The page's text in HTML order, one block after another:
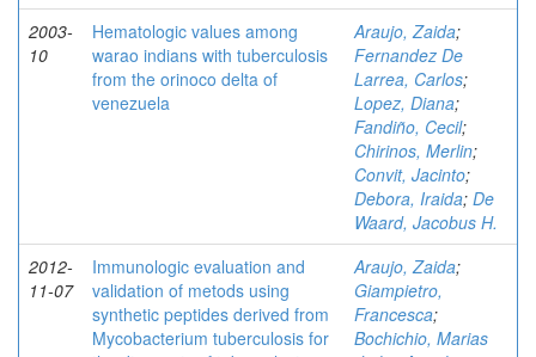
2003-
10
Hematologic values among
warao indians with tuberculosis
from the orinoco delta of
venezuela
Araujo, Zaida;
Fernandez De
Larrea, Carlos;
Lopez, Diana;
Fandiño, Cecil;
Chirinos, Merlin;
Convit, Jacinto;
Debora, Iraida; De
Waard, Jacobus H.
2012-
11-07
Immunologic evaluation and
validation of metods using
synthetic peptides derived from
Mycobacterium tuberculosis for
Araujo, Zaida;
Giampietro,
Francesca;
Bochichio, Marias